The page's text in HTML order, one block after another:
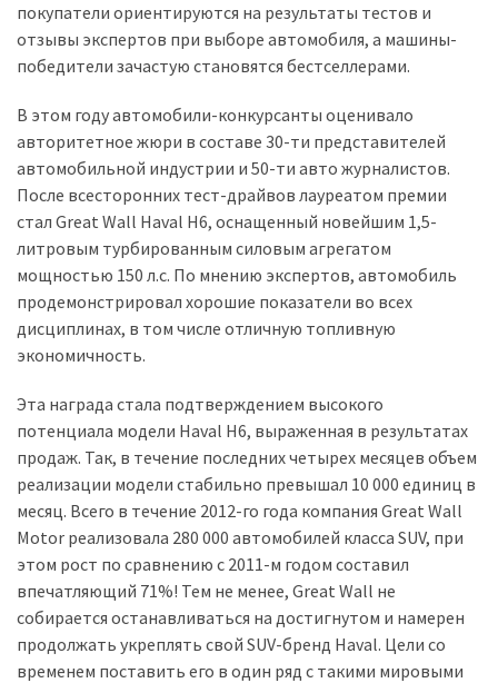
Історії
(3 678)
спорт
(733)
Події
(521)
Автовласнику
(474)
(370)
Автошоу
(358)
Головне
(324)
Тест-
драйв
(212)
покупатели ориентируются на результаты тестов и
отзывы экспертов при выборе автомобиля, а машины-
победители зачастую становятся бестселлерами.
В этом году автомобили-конкурсанты оценивало
авторитетное жюри в составе 30-ти представителей
автомобильной индустрии и 50-ти авто журналистов.
После всесторонних тест-драйвов лауреатом премии
стал Great Wall Haval H6, оснащенный новейшим 1,5-
литровым турбированным силовым агрегатом
мощностью 150 л.с. По мнению экспертов, автомобиль
продемонстрировал хорошие показатели во всех
дисциплинах, в том числе отличную топливную
экономичность.
Эта награда стала подтверждением высокого
потенциала модели Haval H6, выраженная в результатах
продаж. Так, в течение последних четырех месяцев объем
реализации модели стабильно превышал 10 000 единиц в
месяц. Всего в течение 2012-го года компания Great Wall
Motor реализовала 280 000 автомобилей класса SUV, при
этом рост по сравнению с 2011-м годом составил
впечатляющий 71%! Тем не менее, Great Wall не
собирается останавливаться на достигнутом и намерен
продолжать укреплять свой SUV-бренд Haval. Цели со
временем поставить его в один ряд с такими мировыми